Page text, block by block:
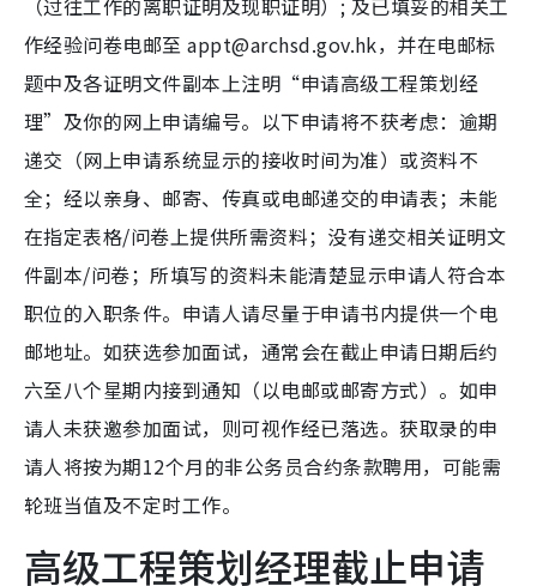
（过往工作的离职证明及现职证明）; 及已填妥的相关工
作经验问卷电邮至 appt@archsd.gov.hk，并在电邮标
题中及各证明文件副本上注明“申请高级工程策划经
理”及你的网上申请编号。以下申请将不获考虑：逾期
递交（网上申请系统显示的接收时间为准）或资料不
全；经以亲身、邮寄、传真或电邮递交的申请表；未能
在指定表格/问卷上提供所需资料；没有递交相关证明文
件副本/问卷；所填写的资料未能清楚显示申请人符合本
职位的入职条件。申请人请尽量于申请书内提供一个电
邮地址。如获选参加面试，通常会在截止申请日期后约
六至八个星期内接到通知（以电邮或邮寄方式）。如申
请人未获邀参加面试，则可视作经已落选。获取录的申
请人将按为期12个月的非公务员合约条款聘用，可能需
轮班当值及不定时工作。
高级工程策划经理截止申请